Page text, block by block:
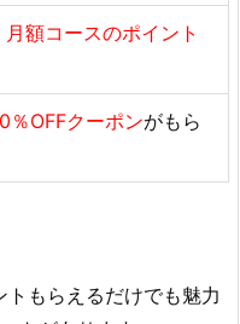
月額コースのポイント
％OFFクーポンがもら
もらえるだけでも魅力